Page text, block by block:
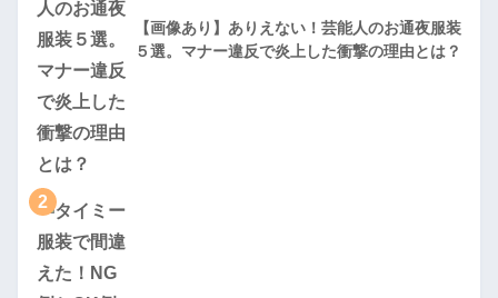
【画像あり】ありえない！芸能人のお通夜服装
５選。マナー違反で炎上した衝撃の理由とは？
2